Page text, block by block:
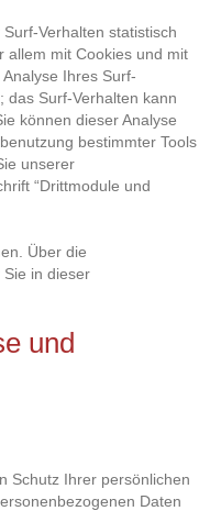
Verhalten statistisch
allem mit Cookies und mit
Ihres Surf-
das Surf-Verhalten kann
können dieser Analyse
bestimmter Tools
unserer
“Drittmodule und
Über die
in dieser
und
Schutz Ihrer persönlichen
Daten